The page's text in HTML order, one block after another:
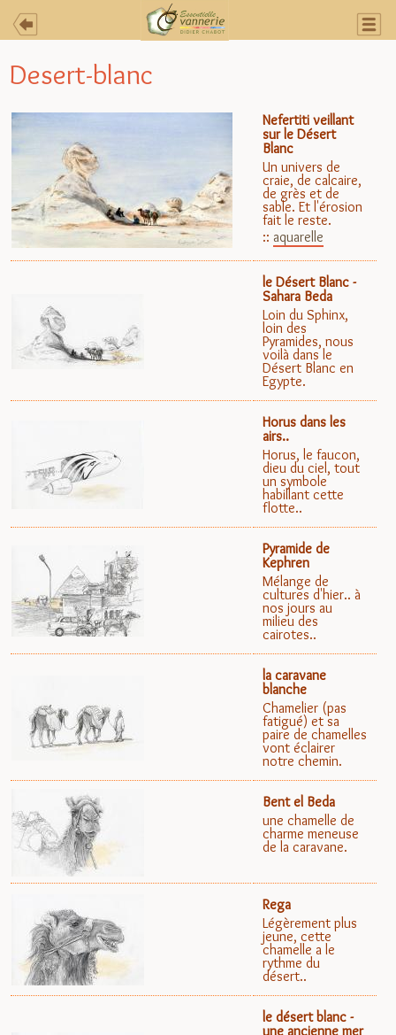
Desert-blanc
Nefertiti veillant
sur le Désert
Blanc
Un univers de
craie, de calcaire,
de grès et de
sable. Et l'érosion
fait le reste.
:: aquarelle
le Désert Blanc -
Sahara Beda
Loin du Sphinx,
loin des
Pyramides, nous
voilà dans le
Désert Blanc en
Egypte.
Horus dans les
airs..
Horus, le faucon,
dieu du ciel, tout
un symbole
habillant cette
flotte..
Pyramide de
Kephren
Mélange de
cultures d'hier.. à
nos jours au
milieu des
cairotes..
la caravane
blanche
Chamelier (pas
fatigué) et sa
paire de chamelles
vont éclairer
notre chemin.
Bent el Beda
une chamelle de
charme meneuse
de la caravane.
Rega
Légèrement plus
jeune, cette
chamelle a le
rythme du
désert..
le désert blanc -
une ancienne mer
Vannerie créative
Côté crayons
l'Atelier